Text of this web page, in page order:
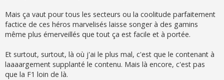
Mais ça vaut pour tous les secteurs ou la coolitude parfaitement
factice de ces héros marvelisés laisse songer à des gamins
même plus émerveillés que tout ça est facile et à portée.
Et surtout, surtout, là où j'ai le plus mal, c'est que le contenant à
laaaargement supplanté le contenu. Mais là encore, c'est pas
que la F1 loin de là.